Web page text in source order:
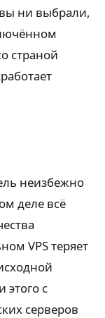
ни выбрали,
страной
неизбежно
деле всё
VPS теряет
этого с
серверов